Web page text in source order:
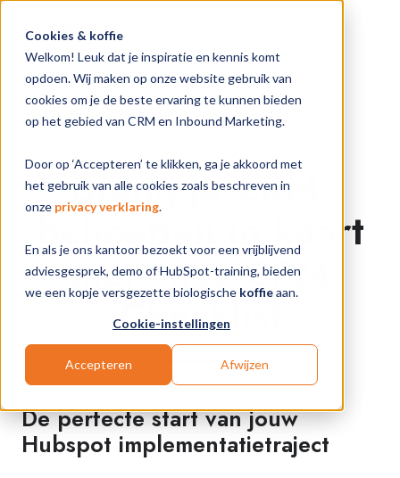
Cookies & koffie
Welkom! Leuk dat je inspiratie en kennis komt
opdoen. Wij maken op onze website gebruik van
cookies om je de beste ervaring te kunnen bieden
op het gebied van CRM en Inbound Marketing.
Door op ‘Accepteren’ te klikken, ga je akkoord met
het gebruik van alle cookies zoals beschreven in
onze privacy verklaring.
En als je ons kantoor bezoekt voor een vrijblijvend
adviesgesprek, demo of HubSpot-training, bieden
we een kopje versgezette biologische koffieaan.
Cookie-instellingen
Accepteren Afwijzen
Breng je CRM-
behoeften in kaart
met onze CRM
Checklist
De perfecte start van jouw
Hubspot implementatietraject